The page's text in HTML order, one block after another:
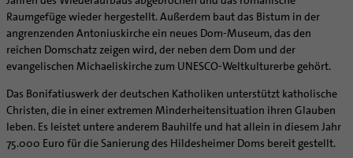
Künstler
Glaubenswege
Ehe - Familie - Geschlechtergerechtigkeit
Kategoriale und Diakonale Seelsorge
Notfall
Polizei- und Feuerwehr
Schule
Soziale Berufe in der Caritas
Zukunftsräume
Aktuelles
Veranstaltungen
Unterstützungsangebot für Seelsorgende
Supervision
Coaching
Ehrenamtliche
KirchenZeitung online
Verwaltungsbeauftragte / Verwaltungsleitungen in
Raumgefüge wieder hergestellt. Außerdem baut das Bistum in der
angrenzenden Antoniuskirche ein neues Dom-Museum, das den
reichen Domschatz zeigen wird, der neben dem Dom und der
evangelischen Michaeliskirche zum UNESCO-Weltkulturerbe gehört.
Das Bonifatiuswerk der deutschen Katholiken unterstützt katholische
Christen, die in einer extremen Minderheitensituation ihren Glauben
leben. Es leistet untere anderem Bauhilfe und hat allein in diesem Jahr
75.000 Euro für die Sanierung des Hildesheimer Doms bereit gestellt.